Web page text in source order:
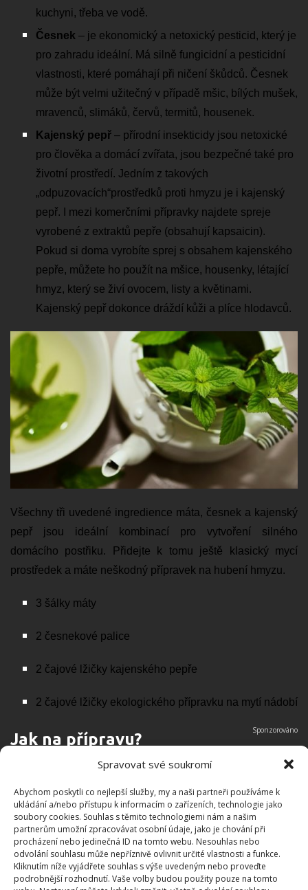
Spravovat své soukromí
Abychom poskytli co nejlepší služby, my a naši partneři používáme k
ukládání a/nebo přístupu k informacím o zařízeních, technologie jako
soubory cookies. Souhlas s těmito technologiemi nám a našim
partnerům umožní zpracovávat osobní údaje, jako je chování při
procházení nebo jedinečná ID na tomto webu. Nesouhlas nebo
odvolání souhlasu může nepříznivě ovlivnit určité vlastnosti a funkce.
Kliknutím níže vyjádřete souhlas s výše uvedeným nebo proveďte
podrobnější rozhodnutí. Vaše volby budou použity pouze na tomto
kuchyni, třeba ve vodě.
Česnek – je ekonomický a netoxický pesticid, který je
pro zahradu ideální. Má silně fungicidní a pesticidní
vlastnosti, které pomáhají při ničení škůdců. Česnek
může být velmi užitečný v případě mšic, bílých mušek,
mravenců, slimáků, červů, termitů, housenek.
Kajenský pepř – přírodní insekticidy jsou netoxické
pro člověka a domácí zvířata, jsou bezpečné také pro
životní prostředí. Jedním z takových
„odpuzovacích“prostředků proti hmyzu je i kajenský
pepř. I mezi komerčními přípravky najdete spreje
vyrobené z extraktů pepře (obsahují kapsaicin).
Pokud si doma vyrobíte sprej s obsahem kajenského
pepře, můžete ho použít na mšice, housenky, létající
hmyz, který se živí ovocem, listy a květinami.
Kajenský pepř dokonce dráždí kůži a plíce hlodavců.
Všechny tři uvedené ingredience máta, česnek a kajenský
pepř jsou ideální kombinací pro vytvoření silného
domácího postřiku. Přidejte k tomu ještě klasický mycí
prostředek a máte neškodný přípravek na hubení hmyzu.
3 šálky máty
2 česnekové palice
2 čajové lžičky kajenského pepře
2 čajové lžičky ekologického přípravku na mytí nádobí
Jak na přípravu?
Připravte si nejdřív česnek – oloupejte jej a stroužky
vložte do mixéru
K česneku přidejte mátu
Obě ingredience společně rozmixujte